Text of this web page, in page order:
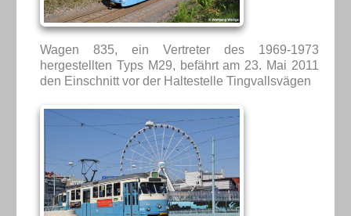
Wagen 835, ein Vertreter des 1969-1973
hergestellten Typs M29, befährt am 23. Mai 2011
den Einschnitt vor der Haltestelle Tingvallsvägen